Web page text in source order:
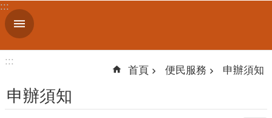
跳到主要內容區塊
進
階
:::
:::
首頁 便民服務 申辦須知
申辦須知